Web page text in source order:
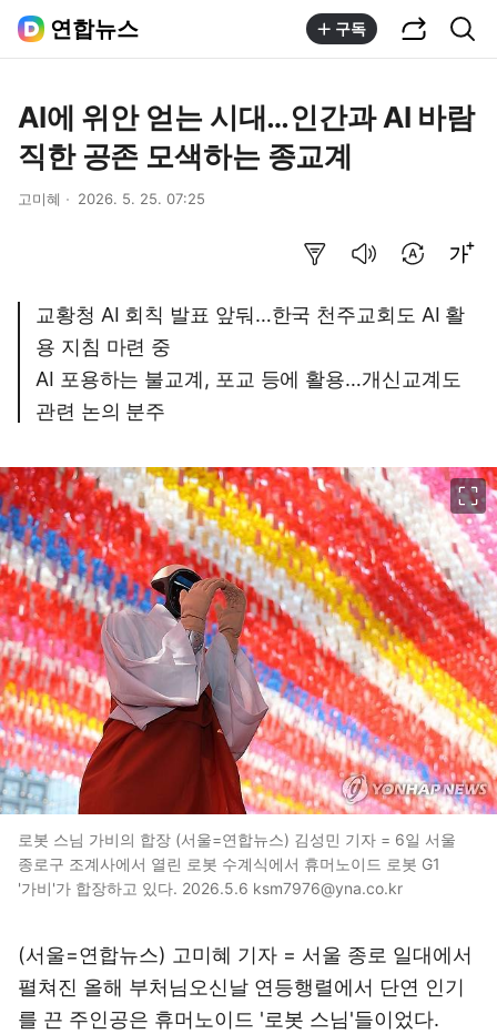
연합뉴스 구독
AI에 위안 얻는 시대…인간과 AI 바람
직한 공존 모색하는 종교계
고미혜 2026. 5. 25. 07:25
교황청 AI 회칙 발표 앞둬…한국 천주교회도 AI 활
용 지침 마련 중
AI 포용하는 불교계, 포교 등에 활용…개신교계도
관련 논의 분주
로봇 스님 가비의 합장 (서울=연합뉴스) 김성민 기자 = 6일 서울
종로구 조계사에서 열린 로봇 수계식에서 휴머노이드 로봇 G1
'가비'가 합장하고 있다. 2026.5.6 ksm7976@yna.co.kr
(서울=연합뉴스) 고미혜 기자 = 서울 종로 일대에서
펼쳐진 올해 부처님오신날 연등행렬에서 단연 인기
를 끈 주인공은 휴머노이드 '로봇 스님'들이었다.